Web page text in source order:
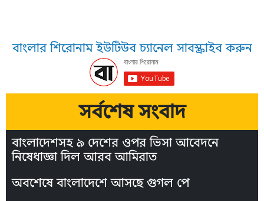
বাংলার শিরোনাম ইউটিউব চ্যানেল সাবস্ক্রাইব করুন
সর্বশেষ সংবাদ
বাংলাদেশসহ ৯ দেশের ওপর ভিসা আবেদনে
নিষেধাজ্ঞা দিল আরব আমিরাত
অবশেষে বাংলাদেশে আসছে গুগল পে